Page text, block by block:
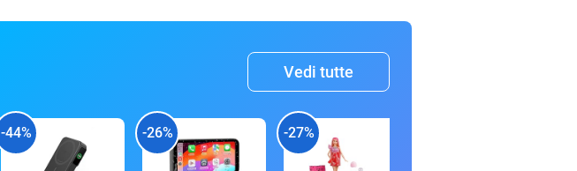
Vedi tutte
-44% -26% -27%